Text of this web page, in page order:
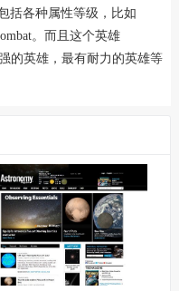
各种属性等级，比如
。而且这个英雄
的英雄，最有耐力的英雄等